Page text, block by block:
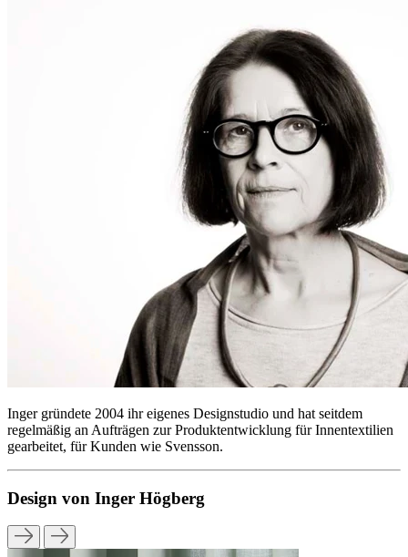
Inger gründete 2004 ihr eigenes Designstudio und hat seitdem
regelmäßig an Aufträgen zur Produktentwicklung für Innentextilien
gearbeitet, für Kunden wie Svensson.
Design von Inger Högberg